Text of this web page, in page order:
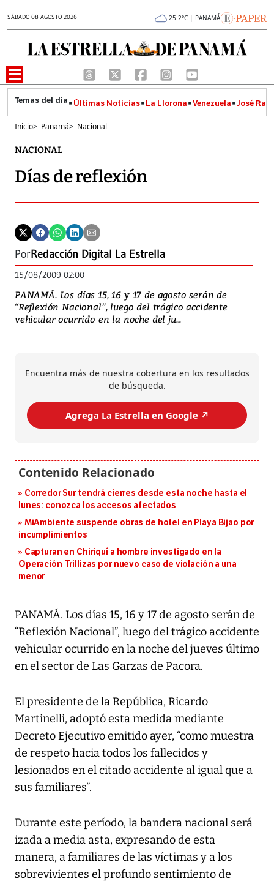
SÁBADO 08 AGOSTO 2026 25.2°C | PANAMÁ
Últimas Noticias La Llorona Venezuela José
Inicio> Panamá> Nacional
NACIONAL
Días de reflexión
PorRedacción Digital La Estrella
15/08/2009 02:00
PANAMÁ. Los días 15, 16 y 17 de agosto serán de
“Reflexión Nacional”, luego del trágico accidente
vehicular ocurrido en la noche del ju...
Encuentra más de nuestra cobertura en los resultados
de búsqueda.
Agrega La Estrella en Google ↗️
Corredor Sur tendrá cierres desde esta noche hasta el
lunes: conozca los accesos afectados
MiAmbiente suspende obras de hotel en Playa Bijao por
incumplimientos
Capturan en Chiriquí a hombre investigado en la
Operación Trillizas por nuevo caso de violación a una
menor
PANAMÁ. Los días 15, 16 y 17 de agosto serán de
“Reflexión Nacional”, luego del trágico accidente
vehicular ocurrido en la noche del jueves último
en el sector de Las Garzas de Pacora.
El presidente de la República, Ricardo
Martinelli, adoptó esta medida mediante
Decreto Ejecutivo emitido ayer, “como muestra
de respeto hacia todos los fallecidos y
lesionados en el citado accidente al igual que a
sus familiares”.
Durante este período, la bandera nacional será
izada a media asta, expresando de esta
manera, a familiares de las víctimas y a los
sobrevivientes el profundo sentimiento de